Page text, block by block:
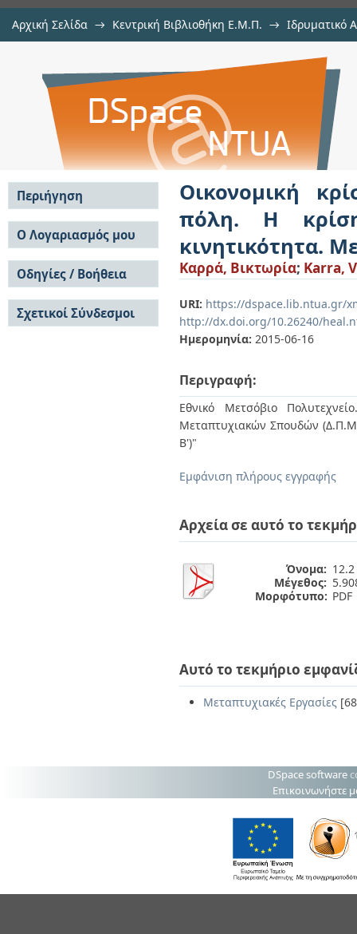
Αρχική Σελίδα → Κεντρική Βιβλιοθήκη Ε.Μ.Π. → Ιδρυματικό
Οικονομική κρίση και
ευκαιρία προς τη βιώσιμη
Οικονομική
πόλη. Η
κινητικότητα.
Καρρά, Βικτωρία; Karra,
URI: https://dspace.lib.ntua.gr/
http://dx.doi.org/10.26240/
Ημερομηνία: 2015-06-16
Περιγραφή:
Εθνικό Μετσόβιο
Μεταπτυχιακών Σπουδών
Β')"
Εμφάνιση πλήρους εγγραφής
Αρχεία σε αυτό το
Όνομα:
Μέγεθος:
Μορφότυπο: PDF
Αυτό το τεκμήριο
Μεταπτυχιακές Εργασίες
Περιήγηση
Σε όλο το DSpace
Κοινότητες & Συλλογές
Ανά Ημερομηνία
Έκδοσης
Συγγραφείς
Τίτλοι
Θέματα
Ο Λογαριασμός μου
Σύνδεση
Εγγραφή
Οδηγίες / Βοήθεια
Οδηγίες Υποβολής
Οδηγίες Χρήσης ΙΑ
Συχνές Ερωτήσεις
Σχετικοί Σύνδεσμοι
DSpace software
Επικοινωνήστε